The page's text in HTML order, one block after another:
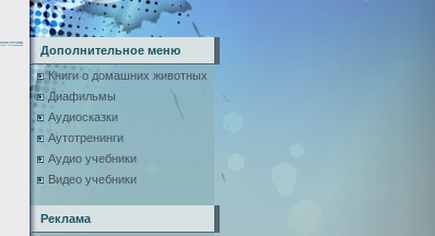
Дополнительное меню
Книги о домашних животных
Диафильмы
Аудиосказки
Аутотренинги
Аудио учебники
Видео учебники
Реклама